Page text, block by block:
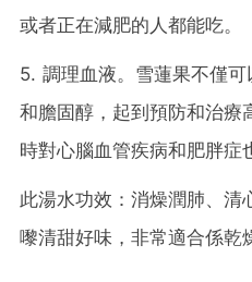
或者正在減肥的人都能吃。
5. 調理血液。雪蓮果不僅
和膽固醇，起到預防和治療
時對心腦血管疾病和肥胖症
此湯水功效：消燥潤肺、清
嚟清甜好味，非常適合係乾